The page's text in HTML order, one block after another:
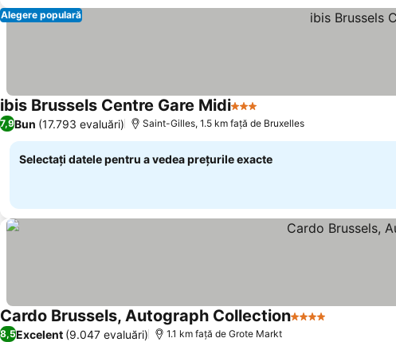
Alegere populară
ibis Brussels Centre Gare Midi3 Stele
7,9Bun (17.793 evaluări) Saint-Gilles, 1.5 km faţă de Bruxelles
Selectați datele pentru a vedea prețurile exacte
Cardo Brussels, Autograph Collection4 Stele
8,5Excelent (9.047 evaluări) 1.1 km faţă de Grote Markt